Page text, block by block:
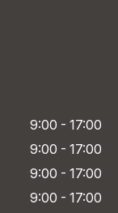
9:00 - 17:00
9:00 - 17:00
9:00 - 17:00
9:00 - 17:00